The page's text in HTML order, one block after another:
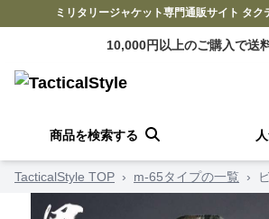
ミリタリージャケット専門通販サイト タク
10,000円以上のご購入で送
商品を検索する
TacticalStyle TOP › m-65タイプの一覧 ›